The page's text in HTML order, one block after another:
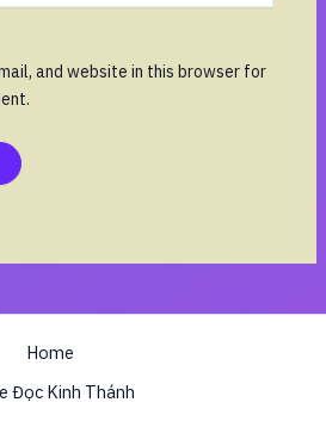
and website in this browser for
Home
Đọc Kinh Thánh